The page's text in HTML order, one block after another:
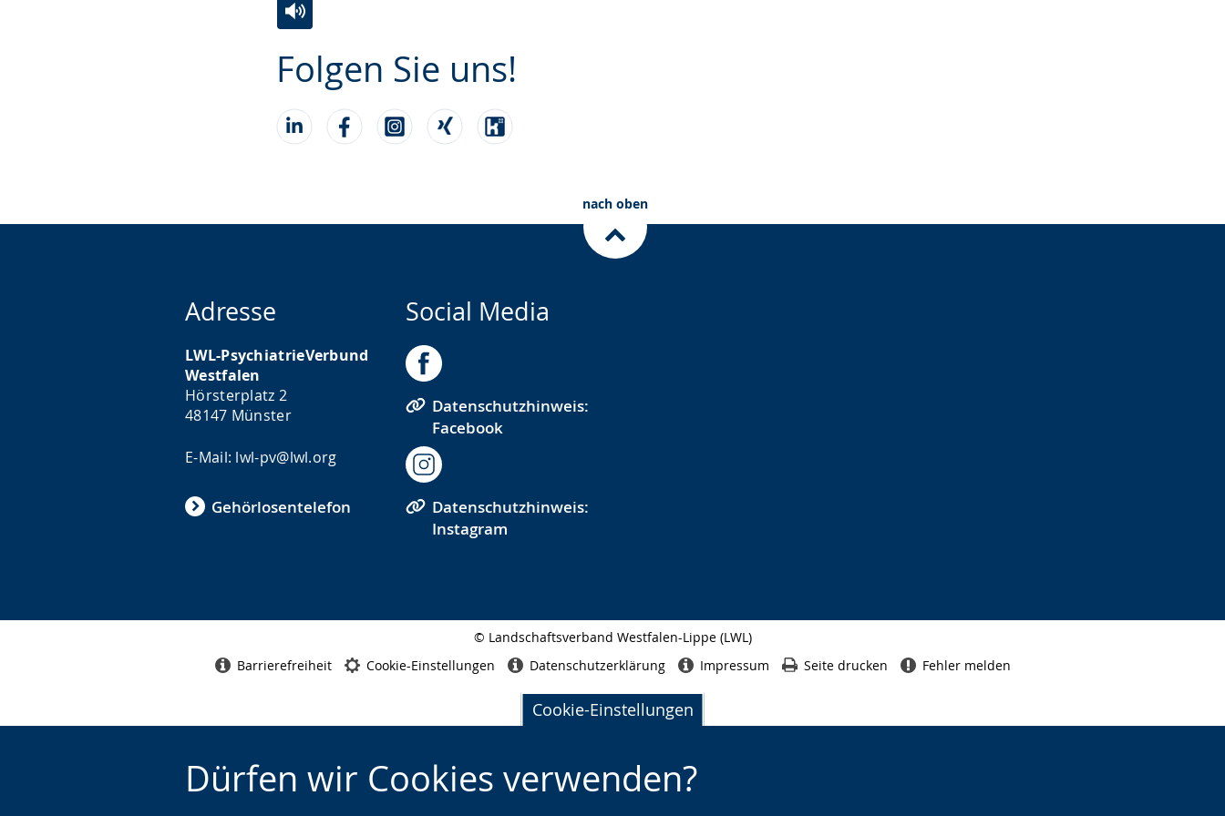
Cookie-Einstellungen
Dürfen wir Cookies verwenden?
Folgen Sie uns!
Leichten
Sprache
wechseln.
Audio-
Unterstützung.
Video
Deutscher
Gebärdensprache
nach oben
Adresse
LWL-PsychiatrieVerbund
Westfalen
Hörsterplatz 2
48147 Münster
E-Mail: lwl-pv@lwl.org
Gehörlosentelefon
Social Media
Datenschutzhinweis:
Facebook
Datenschutzhinweis:
Instagram
© Landschaftsverband Westfalen-Lippe (LWL)
Barrierefreiheit Cookie-Einstellungen Datenschutzerklärung Impressum Seite drucken Fehler melden